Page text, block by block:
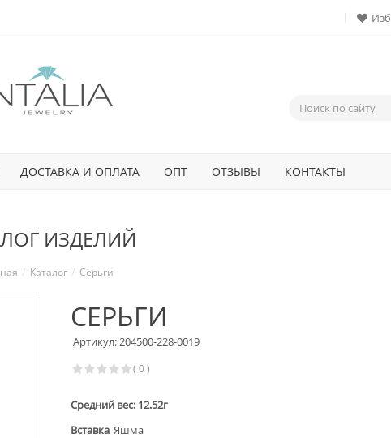
ДОСТАВКА И ОПЛАТА ОПТ ОТЗЫВЫ КОНТАКТЫ
ИЗДЕЛИЙ
Каталог Серьги
СЕРЬГИ
Артикул: 204500-228-0019
( 0 )
Средний вес: 12.52г
Вставка Яшма